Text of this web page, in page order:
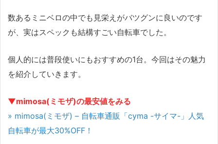
数あるミニベロの中でも見栄えがバツグンに良いのです
が、実はスペックも結構すごい自転車でした。
個人的には普段使いにもおすすめの1台。今回はその魅力
を紹介していきます。
▼mimosa(ミモザ)の最安値をみる
» mimosa(ミモザ) – 自転車通販「cyma -サイマ-」人気
自転車が最大30%OFF！